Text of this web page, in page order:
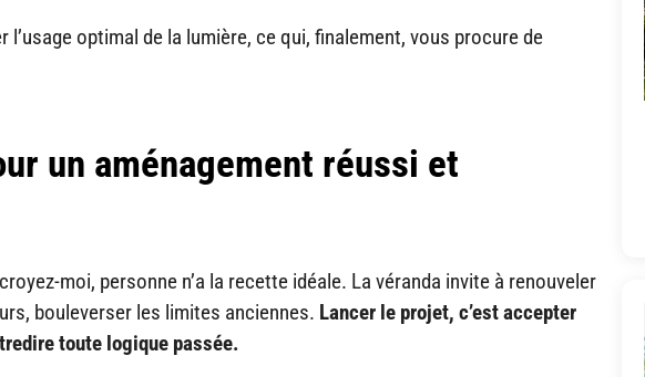
optimal de la lumière, ce qui, finalement, vous procure de
un aménagement réussi et
moi, personne n’a la recette idéale. La véranda invite à renouveler
bouleverser les limites anciennes. Lancer le projet, c’est accepter
toute logique passée.